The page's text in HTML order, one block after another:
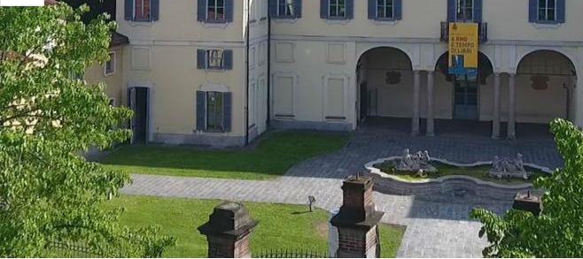
proprietà perviene nel 1873 al marchese
d’aristocratico innovatore, appassionato
Burba ebbe motivo di essergli cara,
sistemi di gelsicoltura e di osservazioni
nell’alto-milanese, con i loro vantaggi e i
teatro di una disgrazia che costò la vita al
1893.
Il figlio primogenito e il nipote del
Paolo e Giancarlo furono gli ultimi privati